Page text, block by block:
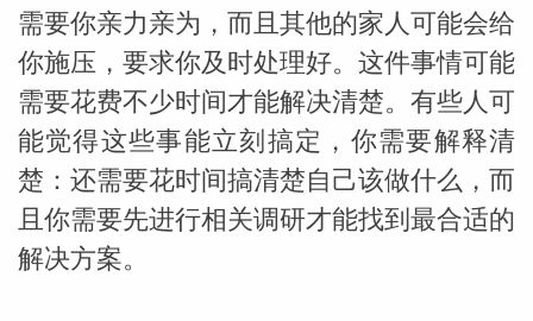
米勒
需要你亲力亲为，而且其他的家人可能会给
你施压，要求你及时处理好。这件事情可能
需要花费不少时间才能解决清楚。有些人可
能觉得这些事能立刻搞定，你需要解释清
楚：还需要花时间搞清楚自己该做什么，而
且你需要先进行相关调研才能找到最合适的
解决方案。